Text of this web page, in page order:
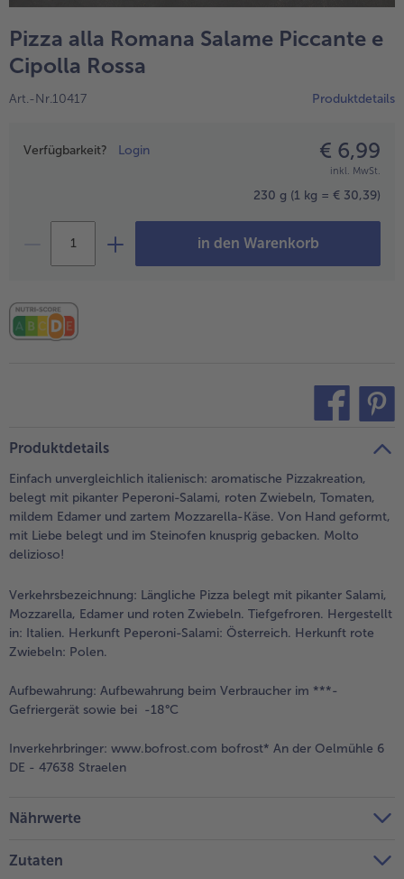
alle Obst
Brot & Gebäck
alle Confiserie & Feinkost
Wein & Spirituosen
Pizza alla Romana Salame Piccante e
Cipolla Rossa
Art.-Nr.10417 Produktdetails
Preisangabe
Verfügbarkeit? Login € 6,99
inkl. MwSt.
230 g (1 kg = € 30,39)
in den Warenkorb
Produktdetails
Einfach unvergleichlich italienisch: aromatische Pizzakreation,
belegt mit pikanter Peperoni-Salami, roten Zwiebeln, Tomaten,
mildem Edamer und zartem Mozzarella-Käse. Von Hand geformt,
mit Liebe belegt und im Steinofen knusprig gebacken. Molto
delizioso!
Verkehrsbezeichnung: Längliche Pizza belegt mit pikanter Salami,
Mozzarella, Edamer und roten Zwiebeln. Tiefgefroren. Hergestellt
in: Italien. Herkunft Peperoni-Salami: Österreich. Herkunft rote
Zwiebeln: Polen.
Aufbewahrung: Aufbewahrung beim Verbraucher im ***-
Gefriergerät sowie bei -18°C
Inverkehrbringer: www.bofrost.com bofrost* An der Oelmühle 6
DE - 47638 Straelen
Nährwerte
Zutaten